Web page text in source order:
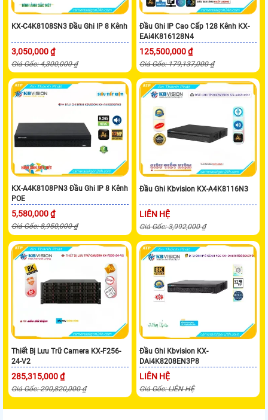
KX-C4K8108SN3 Đầu Ghi IP 8 Kênh
3,050,000 ₫
Giá Gốc: 4,300,000 ₫
Đầu Ghi IP Cao Cấp 128 Kênh KX-
EAi4K816128N4
125,500,000 ₫
Giá Gốc: 179,137,000 ₫
KX-A4K8108PN3 Đầu Ghi IP 8 Kênh
POE
5,580,000 ₫
Giá Gốc: 8,950,000 ₫
Đầu Ghi Kbvision KX-A4K8116N3
LIÊN HỆ
Giá Gốc: 3,992,000 ₫
Thiết Bị Lưu Trữ Camera KX-F256-
24-V2
285,315,000 ₫
Giá Gốc: 290,820,000 ₫
Đầu Ghi Kbvision KX-
DAi4K8208EN3P8
LIÊN HỆ
Giá Gốc: LIÊN HỆ